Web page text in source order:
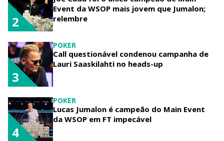
Event da WSOP mais jovem que Jumalon;
relembre
2
POKER
Call questionável condenou campanha de
Lauri Saaskilahti no heads-up
3
POKER
Lucas Jumalon é campeão do Main Event
da WSOP em FT impecável
4